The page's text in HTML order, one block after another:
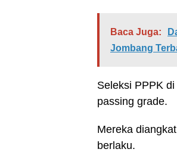
Baca Juga:
Jombang
Seleksi PPPK
passing grade.
Mereka
berlaku.